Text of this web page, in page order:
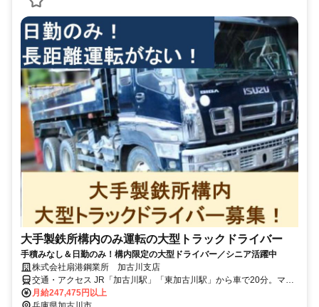
大手製鉄所構内のみ運転の大型トラックドライバー
手積みなし＆日勤のみ！構内限定の大型ドライバー／シニア活躍中
株式会社扇港鋼業所 加古川支店
交通・アクセス JR「加古川駅」「東加古川駅」から車で20分。マイ
カー通勤可
月給247,475円以上